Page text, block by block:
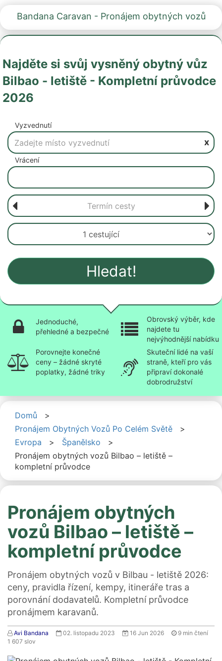
Bandana Caravan - Pronájem obytných vozů
Najděte si svůj vysněný obytný vůz
Bilbao - letiště - Kompletní průvodce
2026
Vyzvednutí
x
Vrácení
Hledat!
Jednoduché,
přehledné a bezpečné
Obrovský výběr, kde
najdete tu
nejvýhodnější nabídku
Porovnejte konečné
ceny – žádné skryté
poplatky, žádné triky
Skuteční lidé na vaší
straně, kteří pro vás
připraví dokonalé
dobrodružství
Domů
>
Pronájem Obytných Vozů Po Celém Světě
>
Evropa
> Španělsko
>
Pronájem obytných vozů Bilbao – letiště –
kompletní průvodce
Pronájem obytných
vozů Bilbao – letiště –
kompletní průvodce
Pronájem obytných vozů v Bilbau - letiště 2026:
ceny, pravidla řízení, kempy, itineráře tras a
porovnání dodavatelů. Kompletní průvodce
pronájmem karavanů.
Avi Bandana 02. listopadu 2023 16 Jun 2026 9 min čtení
1 607 slov